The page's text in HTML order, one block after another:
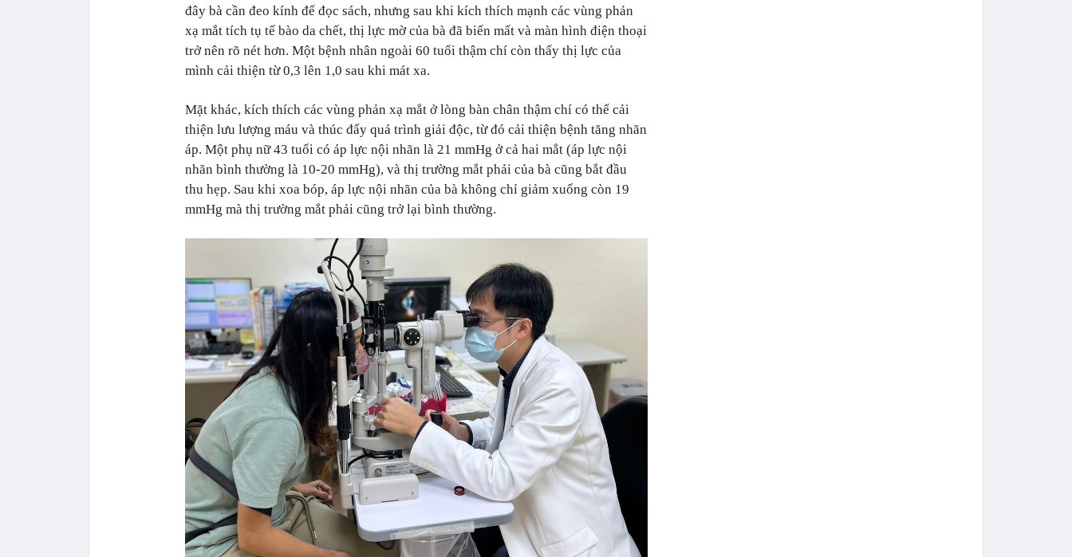
đây bà cần đeo kính để đọc sách, nhưng sau khi kích thích mạnh các vùng phản
xạ mắt tích tụ tế bào da chết, thị lực mờ của bà đã biến mất và màn hình điện thoại
trở nên rõ nét hơn. Một bệnh nhân ngoài 60 tuổi thậm chí còn thấy thị lực của
mình cải thiện từ 0,3 lên 1,0 sau khi mát xa.
Mặt khác, kích thích các vùng phản xạ mắt ở lòng bàn chân thậm chí có thể cải
thiện lưu lượng máu và thúc đẩy quá trình giải độc, từ đó cải thiện bệnh tăng nhãn
áp. Một phụ nữ 43 tuổi có áp lực nội nhãn là 21 mmHg ở cả hai mắt (áp lực nội
nhãn bình thường là 10-20 mmHg), và thị trường mắt phải của bà cũng bắt đầu
thu hẹp. Sau khi xoa bóp, áp lực nội nhãn của bà không chỉ giảm xuống còn 19
mmHg mà thị trường mắt phải cũng trở lại bình thường.